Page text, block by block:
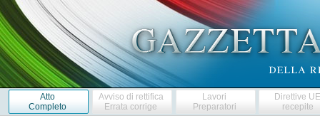
Atto
Completo
Avviso di rettifica
Errata corrige
Lavori
Preparatori
Direttive
recepite